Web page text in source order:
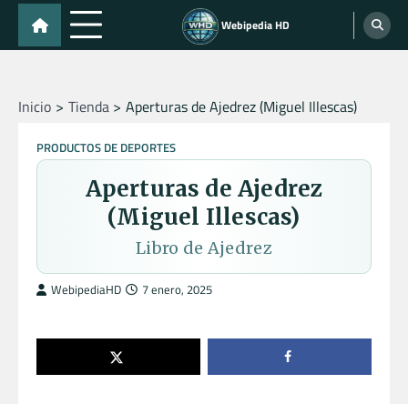
Skip
content
Webipedia HD
Inicio Tienda Aperturas de Ajedrez (Miguel Illescas)
PRODUCTOS DE DEPORTES
Aperturas de Ajedrez
(Miguel Illescas)
Libro de Ajedrez
WebipediaHD 7 enero, 2025